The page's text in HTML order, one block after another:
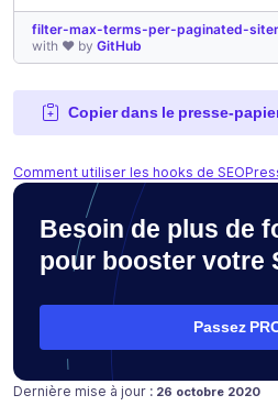
filter-max-terms-per-paginated-
with ❤ by GitHub
Copier dans le presse-
Comment utiliser les hooks de
Besoin de plus de
pour booster votre
Passez
Dernière mise à jour : Publié le
26 octobre 2020